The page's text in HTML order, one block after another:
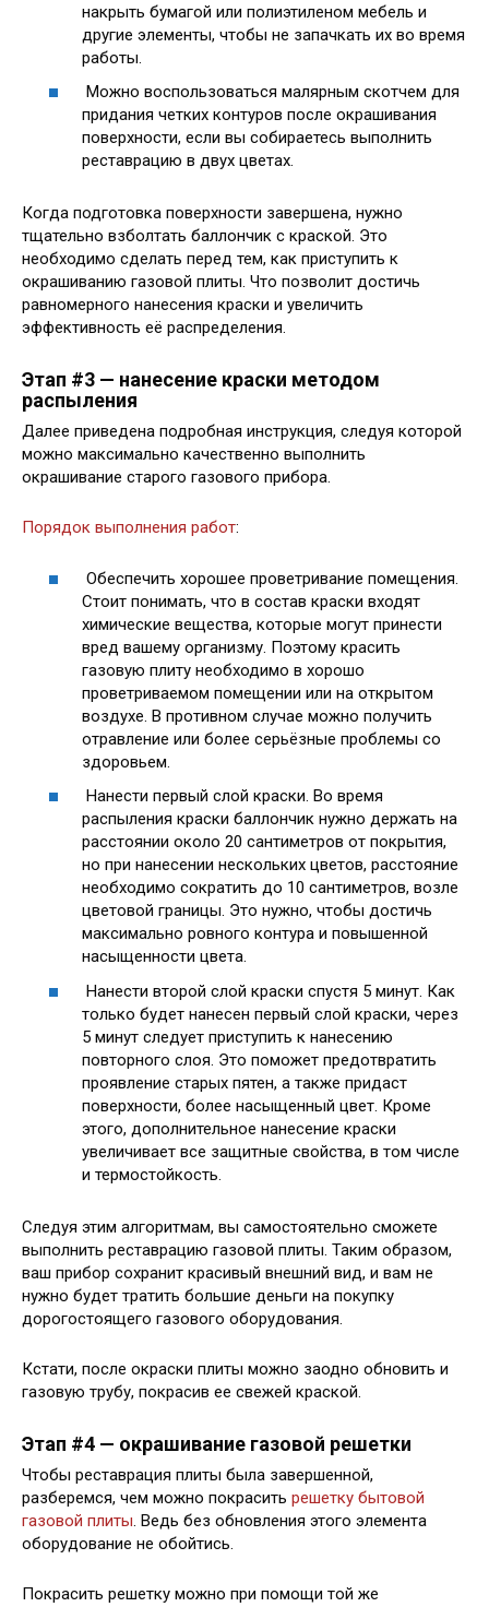
накрыть бумагой или полиэтиленом мебель и
другие элементы, чтобы не запачкать их во время
работы.
Можно воспользоваться малярным скотчем для
придания четких контуров после окрашивания
поверхности, если вы собираетесь выполнить
реставрацию в двух цветах.
Когда подготовка поверхности завершена, нужно
тщательно взболтать баллончик с краской. Это
необходимо сделать перед тем, как приступить к
окрашиванию газовой плиты. Что позволит достичь
равномерного нанесения краски и увеличить
эффективность её распределения.
Этап #3 — нанесение краски методом
распыления
Далее приведена подробная инструкция, следуя которой
можно максимально качественно выполнить
окрашивание старого газового прибора.
Порядок выполнения работ:
Обеспечить хорошее проветривание помещения.
Стоит понимать, что в состав краски входят
химические вещества, которые могут принести
вред вашему организму. Поэтому красить
газовую плиту необходимо в хорошо
проветриваемом помещении или на открытом
воздухе. В противном случае можно получить
отравление или более серьёзные проблемы со
здоровьем.
Нанести первый слой краски. Во время
распыления краски баллончик нужно держать на
расстоянии около 20 сантиметров от покрытия,
но при нанесении нескольких цветов, расстояние
необходимо сократить до 10 сантиметров, возле
цветовой границы. Это нужно, чтобы достичь
максимально ровного контура и повышенной
насыщенности цвета.
Нанести второй слой краски спустя 5 минут. Как
только будет нанесен первый слой краски, через
5 минут следует приступить к нанесению
повторного слоя. Это поможет предотвратить
проявление старых пятен, а также придаст
поверхности, более насыщенный цвет. Кроме
этого, дополнительное нанесение краски
увеличивает все защитные свойства, в том числе
и термостойкость.
Следуя этим алгоритмам, вы самостоятельно сможете
выполнить реставрацию газовой плиты. Таким образом,
ваш прибор сохранит красивый внешний вид, и вам не
нужно будет тратить большие деньги на покупку
дорогостоящего газового оборудования.
Кстати, после окраски плиты можно заодно обновить и
газовую трубу, покрасив ее свежей краской.
Этап #4 — окрашивание газовой решетки
Чтобы реставрация плиты была завершенной,
разберемся, чем можно покрасить решетку бытовой
газовой плиты. Ведь без обновления этого элемента
оборудование не обойтись.
Покрасить решетку можно при помощи той же